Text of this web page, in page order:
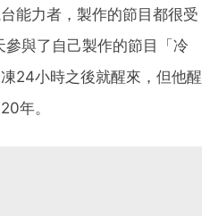
能力者，製作的節目都很受
與了自己製作的節目「冷
24小時之後就醒來，但他醒
年。